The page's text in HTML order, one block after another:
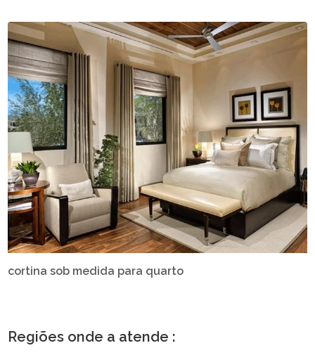
cortina sob medida para quarto
Regiões onde a atende :